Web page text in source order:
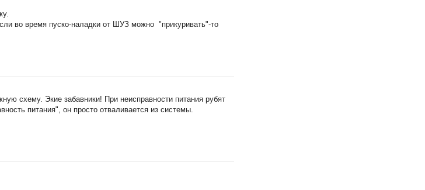
во время пуско-наладки от ШУЗ можно "прикуривать"-то
схему. Экие забавники! При неисправности питания рубят
питания", он просто отваливается из системы.